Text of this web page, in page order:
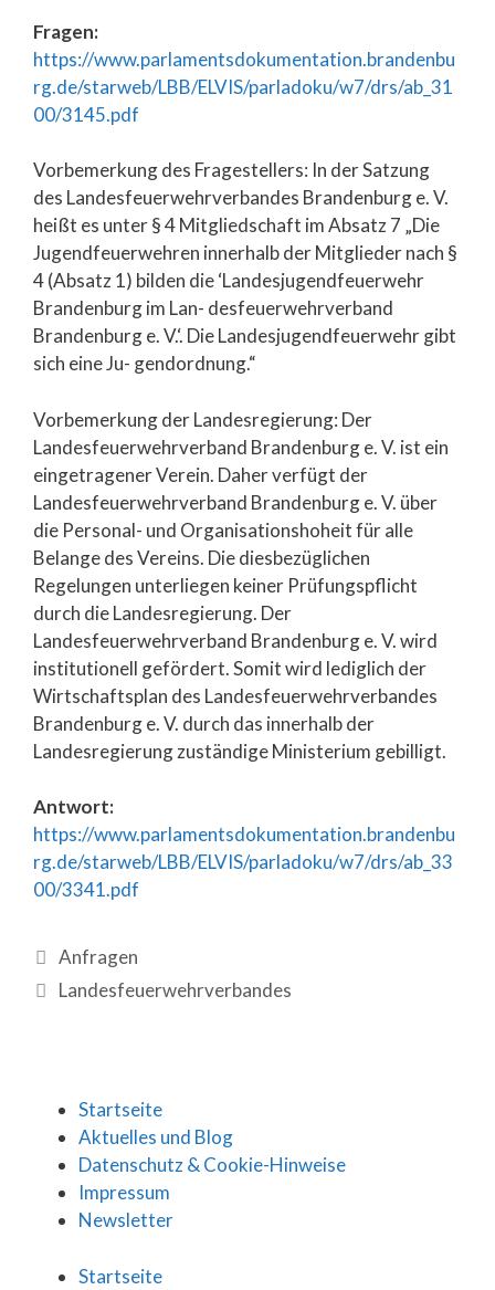
Fragen:
https://www.parlamentsdokumentation.brandenbu
rg.de/starweb/LBB/ELVIS/parladoku/w7/drs/ab_31
00/3145.pdf
Vorbemerkung des Fragestellers: In der Satzung
des Landesfeuerwehrverbandes Brandenburg e. V.
heißt es unter § 4 Mitgliedschaft im Absatz 7 „Die
Jugendfeuerwehren innerhalb der Mitglieder nach §
4 (Absatz 1) bilden die ‘Landesjugendfeuerwehr
Brandenburg im Lan- desfeuerwehrverband
Brandenburg e. V.‘. Die Landesjugendfeuerwehr gibt
sich eine Ju- gendordnung.“
Vorbemerkung der Landesregierung: Der
Landesfeuerwehrverband Brandenburg e. V. ist ein
eingetragener Verein. Daher verfügt der
Landesfeuerwehrverband Brandenburg e. V. über
die Personal- und Organisationshoheit für alle
Belange des Vereins. Die diesbezüglichen
Regelungen unterliegen keiner Prüfungspflicht
durch die Landesregierung. Der
Landesfeuerwehrverband Brandenburg e. V. wird
institutionell gefördert. Somit wird lediglich der
Wirtschaftsplan des Landesfeuerwehrverbandes
Brandenburg e. V. durch das innerhalb der
Landesregierung zuständige Ministerium gebilligt.
Antwort:
https://www.parlamentsdokumentation.brandenbu
rg.de/starweb/LBB/ELVIS/parladoku/w7/drs/ab_33
00/3341.pdf
Anfragen
Landesfeuerwehrverbandes
Startseite
Aktuelles und Blog
Datenschutz & Cookie-Hinweise
Impressum
Newsletter
Startseite